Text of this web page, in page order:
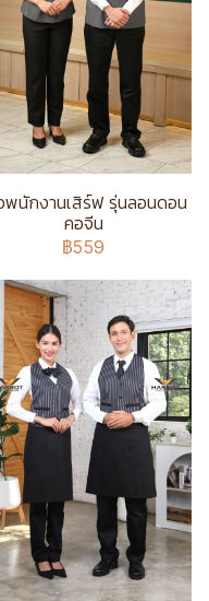
พนักงานเสิร์ฟ รุ่นลอนดอน
คอจีน
฿559